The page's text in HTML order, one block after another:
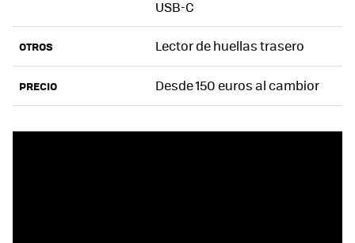
USB-C
OTROS Lector de huellas trasero
PRECIO Desde 150 euros al cambior